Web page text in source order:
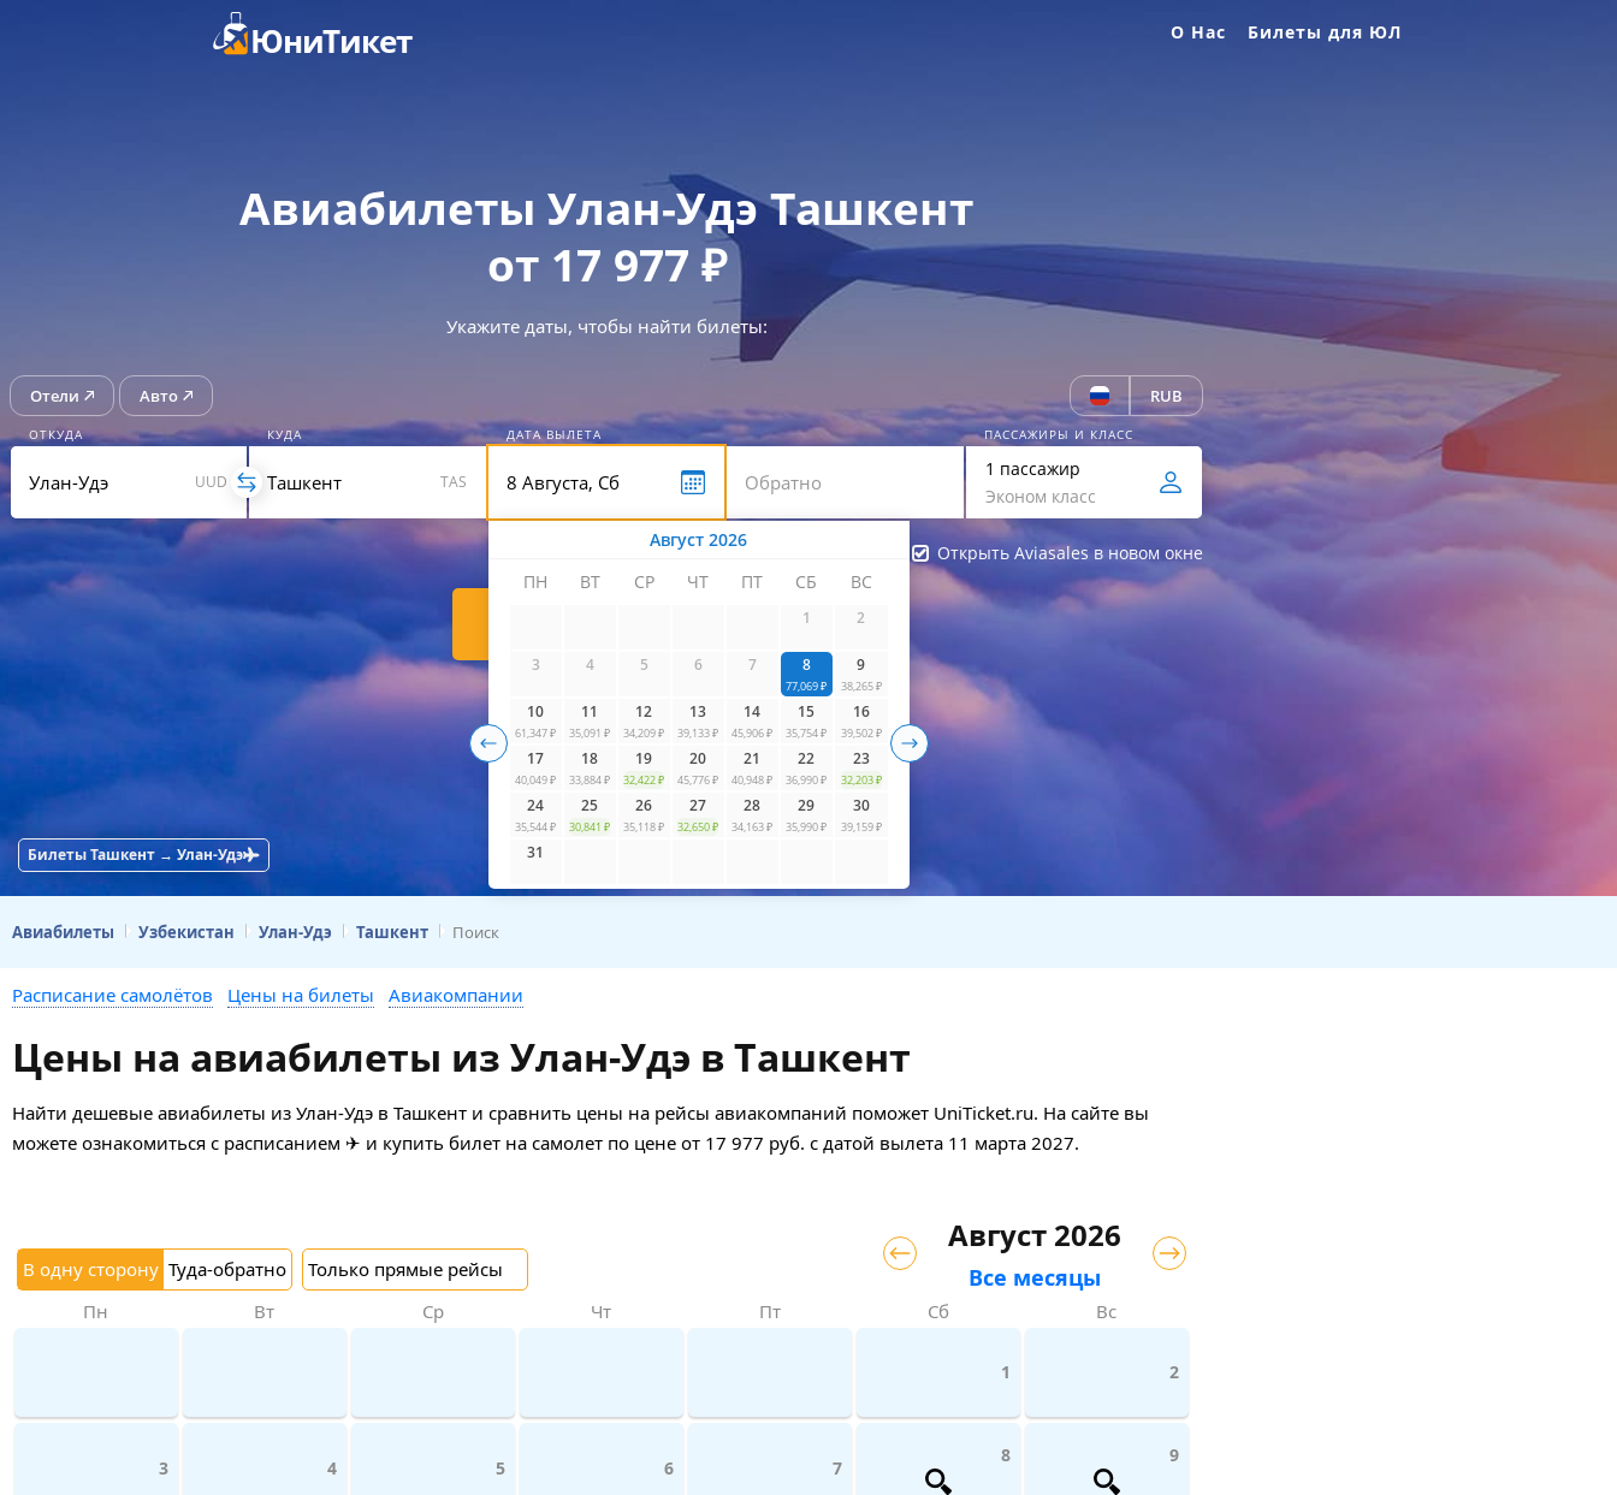
ЮниТикет О Нас Билеты для ЮЛ
Авиабилеты Улан-Удэ Ташкент
от 17 977 ₽
Укажите даты, чтобы найти билеты:
Отели Авто RUB
ОТКУДА
UUD
КУДА
TAS
ДАТА ВЫЛЕТА
Август 2026
ПН
ВТ СР ЧТ ПТ СБ ВС
1 2
3 4 5 6 7 8
77,069 ₽
9
38,265 ₽
10
61,347 ₽
11
35,091 ₽
12
34,209 ₽
13
39,133 ₽
14
45,906 ₽
15
35,754 ₽
16
39,502 ₽
17
40,049 ₽
18
33,884 ₽
19
32,422 ₽
20
45,776 ₽
21
40,948 ₽
22
36,990 ₽
23
32,203 ₽
24
35,544 ₽
25
30,841 ₽
26
35,118 ₽
27
32,650 ₽
28
34,163 ₽
29
35,990 ₽
30
39,159 ₽
31
ПАССАЖИРЫ И КЛАСС
1 пассажир
Эконом класс
Открыть Aviasales в новом окне
Билеты Ташкент → Улан-Удэ
Авиабилеты Узбекистан Улан-Удэ Ташкент Поиск
Расписание самолётов Цены на билеты Авиакомпании
Цены на авиабилеты из Улан-Удэ в Ташкент
Найти дешевые авиабилеты из Улан-Удэ в Ташкент и сравнить цены на рейсы авиакомпаний поможет UniTicket.ru. На сайте вы
можете ознакомиться с расписанием ✈ и купить билет на самолет по цене от 17 977 руб. с датой вылета 11 марта 2027.
В одну сторону Туда-обратно Только прямые рейсы
Август 2026
Все месяцы
Пн Вт Ср Чт Пт Сб Вс
1 2
3 4 5 6 7
8 9